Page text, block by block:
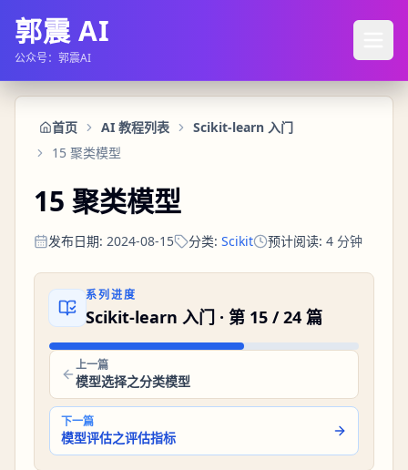
郭震 AI
公众号：郭震AI
首页 AI 教程列表
Scikit-learn 入门
15 聚类模型
15 聚类模型
发布日期: 2024-08-15 分类: Scikit 预计阅读: 4 分钟
系列进度
Scikit-learn 入门 · 第 15 /24 篇
上一篇
模型选择之分类模型
下一篇
模型评估之评估指标